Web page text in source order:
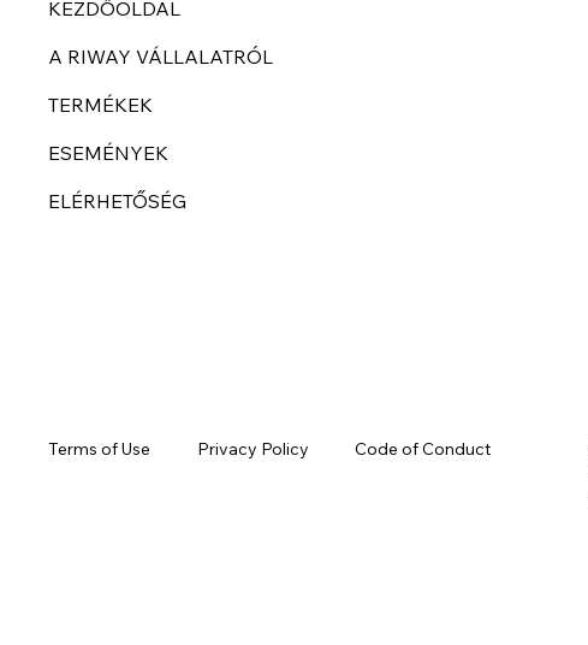
KEZDŐOLDAL
A RIWAY VÁLLALATRÓL
TERMÉKEK
ESEMÉNYEK
ELÉRHETŐSÉG
Terms of Use Privacy Policy Code of Conduct